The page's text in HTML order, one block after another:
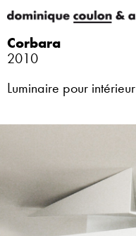
Corbara
2010
Luminaire pour intérieur